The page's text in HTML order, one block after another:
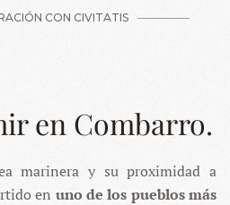
en Combarro.
marinera y su proximidad a
en uno de los pueblos más